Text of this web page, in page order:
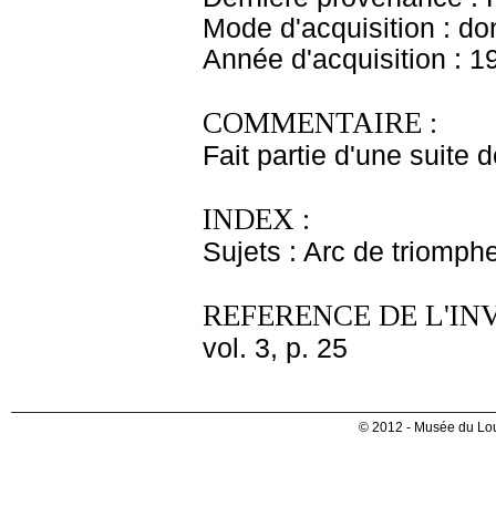
Mode d'acquisition :
Année d'acquisition :
COMMENTAIRE :
Fait partie d'une suite
INDEX :
Sujets : Arc de
REFERENCE DE
vol. 3, p. 25
© 2012 - Musée du